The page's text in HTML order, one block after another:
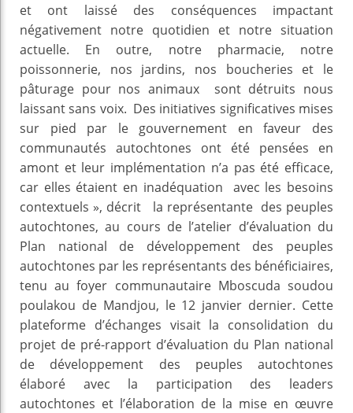
et ont laissé des conséquences impactant
négativement notre quotidien et notre situation
actuelle. En outre, notre pharmacie, notre
poissonnerie, nos jardins, nos boucheries et le
pâturage pour nos animaux sont détruits nous
laissant sans voix. Des initiatives significatives mises
sur pied par le gouvernement en faveur des
communautés autochtones ont été pensées en
amont et leur implémentation n’a pas été efficace,
car elles étaient en inadéquation avec les besoins
contextuels », décrit la représentante des peuples
autochtones, au cours de l’atelier d’évaluation du
Plan national de développement des peuples
autochtones par les représentants des bénéficiaires,
tenu au foyer communautaire Mboscuda soudou
poulakou de Mandjou, le 12 janvier dernier. Cette
plateforme d’échanges visait la consolidation du
projet de pré-rapport d’évaluation du Plan national
de développement des peuples autochtones
élaboré avec la participation des leaders
autochtones et l’élaboration de la mise en œuvre